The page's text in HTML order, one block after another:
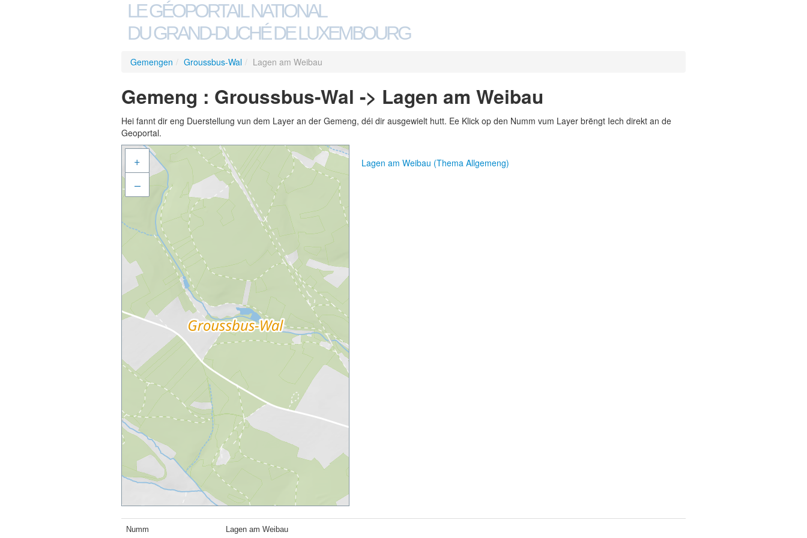
LE GÉOPORTAIL NATIONAL
DU GRAND-DUCHÉ DE LUXEMBOURG
Gemengen / Groussbus-Wal / Lagen am Weibau
Gemeng : Groussbus-Wal -> Lagen am Weibau
Hei fannt dir eng Duerstellung vun dem Layer an der Gemeng, déi dir ausgewielt hutt. Ee Klick op den Numm vum Layer brëngt Iech direkt an de
Geoportal.
+
–
Lagen am Weibau (Thema Allgemeng)
Numm Lagen am Weibau